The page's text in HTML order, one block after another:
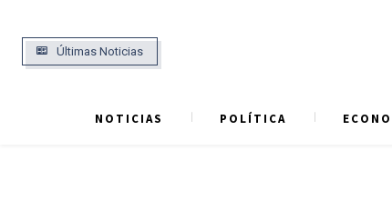
Últimas Noticias
NOTICIAS POLÍTICA